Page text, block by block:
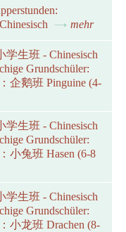
mehr
学生班 - Chinesisch
Grundschüler:
企鹅班 Pinguine (4-
学生班 - Chinesisch
Grundschüler:
小兔班 Hasen (6-8
学生班 - Chinesisch
Grundschüler:
小龙班 Drachen (8-